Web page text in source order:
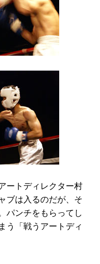
ートディレクター村
ブは入るのだが、そ
パンチをもらってし
う「戦うアートディ